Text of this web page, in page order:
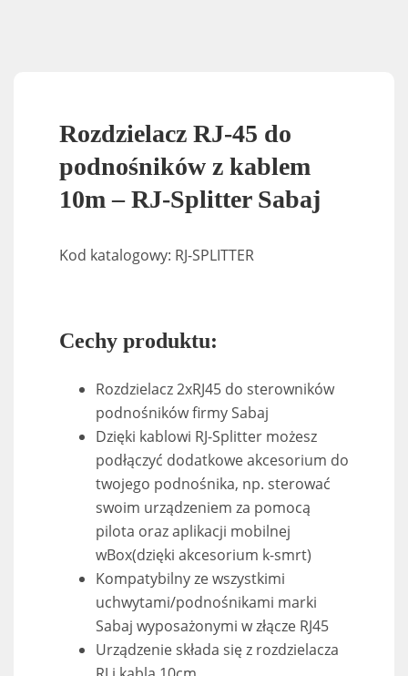
Rozdzielacz RJ-45 do
podnośników z kablem
10m – RJ-Splitter Sabaj
Kod katalogowy: RJ-SPLITTER
Cechy produktu:
Rozdzielacz 2xRJ45 do sterowników
podnośników firmy Sabaj
Dzięki kablowi RJ-Splitter możesz
podłączyć dodatkowe akcesorium do
twojego podnośnika, np. sterować
swoim urządzeniem za pomocą
pilota oraz aplikacji mobilnej
wBox(dzięki akcesorium k-smrt)
Kompatybilny ze wszystkimi
uchwytami/podnośnikami marki
Sabaj wyposażonymi w złącze RJ45
Urządzenie składa się z rozdzielacza